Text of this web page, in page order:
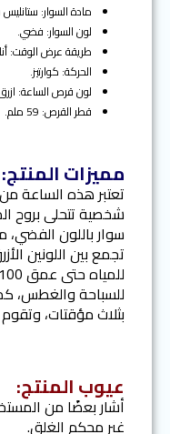
مادة السوار:
لون السوار: فضي.
طريقة عرض الوقت:
الحركة: كوارتيز.
لون قرص الساعة:
قطر القرص: 59 ملم.
مميزات المنتج:
تعتبر هذه الساعة
شخصية تتحلى بروح
سوار باللون الفضي،
تجمع بين اللونين
للسباحة والغطس،
بثلاث مؤقتات،
عيوب المنتج:
أشار بعضًا من
غير محكم الغلق.